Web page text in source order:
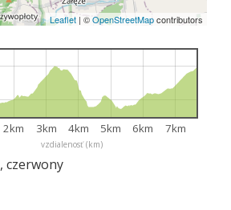
Leaflet | ©OpenStreetMapcontributors
vzdialenosť (km)
2km 3km 4km 5km 6km 7km
, czerwony